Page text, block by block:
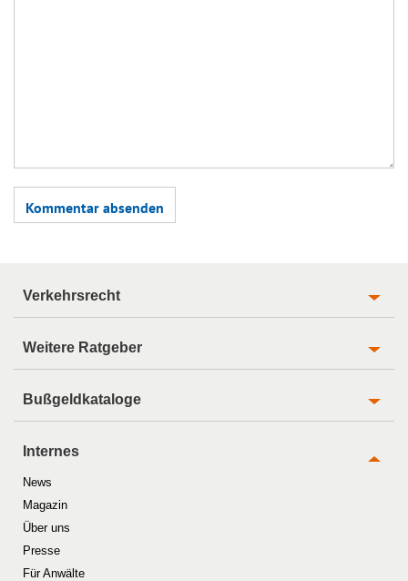
Verkehrsrecht
Weitere Ratgeber
Bußgeldkataloge
Internes
News
Magazin
Über uns
Presse
Für Anwälte